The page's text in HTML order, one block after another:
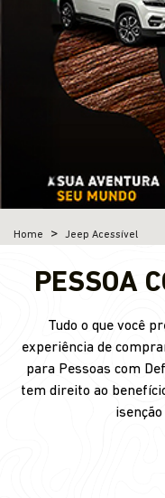
Home Jeep Acessível
PESSOA
Tudo o que você
experiência de
para Pessoas com
tem direito ao